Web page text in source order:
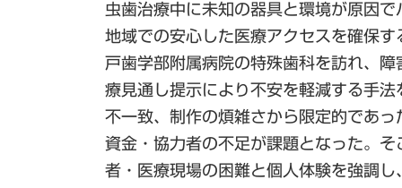
虫歯治療中に未知の器具と環境が原因
地域での安心した医療アクセスを確保
戸歯学部附属病院の特殊歯科を訪れ、
療見通し提示により不安を軽減する手
不一致、制作の煩雑さから限定的であ
資金・協力者の不足が課題となった。
者・医療現場の困難と個人体験を強調